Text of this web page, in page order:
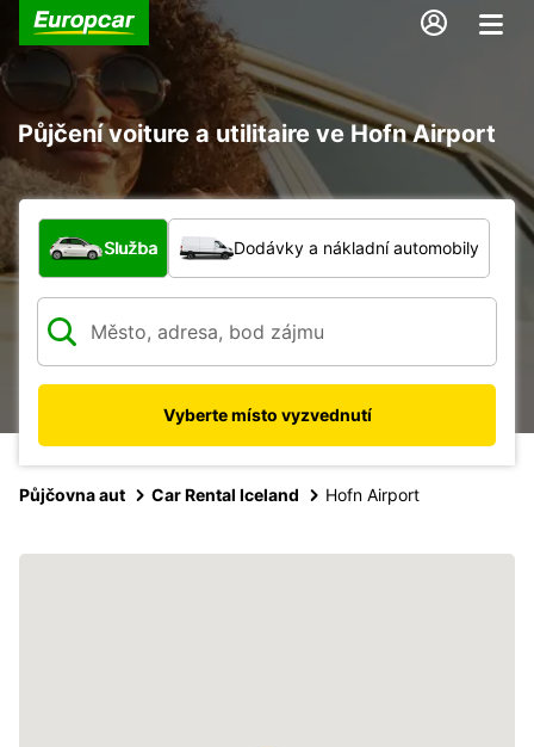
Půjčení voiture a utilitaire ve Hofn Airport
Jaký typ vozidla?
Služba Dodávky a nákladní automobily
Vyberte místo vyzvednutí
Půjčovna aut Car Rental Iceland Hofn Airport